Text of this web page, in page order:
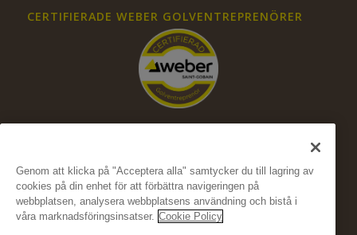
CERTIFIERADE WEBER GOLVENTREPRENÖRER
FÖLJ OSS PÅ SOCIALA MEDIER
Genom att klicka på "Acceptera alla" samtycker du till lagring av
cookies på din enhet för att förbättra navigeringen på
webbplatsen, analysera webbplatsens användning och bistå i
våra marknadsföringsinsatser. Cookie Policy